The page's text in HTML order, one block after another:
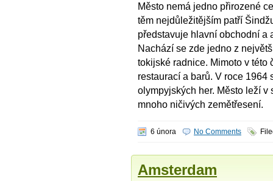
Město nemá jedno přirozené
těm nejdůležitějším patří
představuje hlavní obchodní a
Nachází se zde jedno z
tokijské radnice. Mimoto v této
restaurací a barů. V roce 1964
olympyjských her. Město leží
mnoho ničivých zemětřesení.
6 února No Comments
Amsterdam